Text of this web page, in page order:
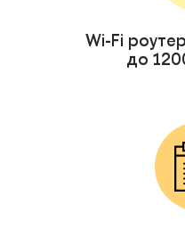
Wi-Fi
до